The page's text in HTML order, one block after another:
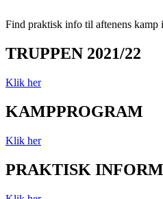
Find praktisk info til aftenens kamp
TRUPPEN 2021/22
Klik her
KAMPPROGRAM
Klik her
PRAKTISK